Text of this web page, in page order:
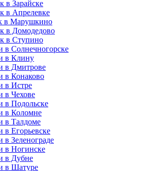
в Зарайске
в Апрелевке
в Марушкино
в Домодедово
в Ступино
в Солнечногорске
в Клину
в Дмитрове
в Конаково
в Истре
в Чехове
в Подольске
в Коломне
в Талдоме
в Егорьевске
в Зеленограде
в Ногинске
в Дубне
в Шатуре